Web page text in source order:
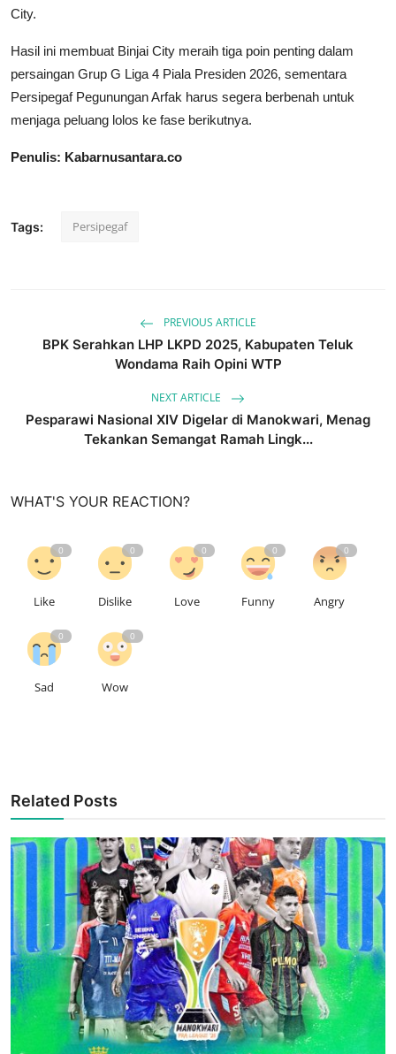
City.
Hasil ini membuat Binjai City meraih tiga poin penting dalam
persaingan Grup G Liga 4 Piala Presiden 2026, sementara
Persipegaf Pegunungan Arfak harus segera berbenah untuk
menjaga peluang lolos ke fase berikutnya.
Penulis: Kabarnusantara.co
Tags: Persipegaf
PREVIOUS ARTICLE
BPK Serahkan LHP LKPD 2025, Kabupaten Teluk
Wondama Raih Opini WTP
NEXT ARTICLE
Pesparawi Nasional XIV Digelar di Manokwari, Menag
Tekankan Semangat Ramah Lingk...
WHAT'S YOUR REACTION?
0
Like
0
Dislike
0
Love
0
Funny
0
Angry
0
Sad
0
Wow
Related Posts